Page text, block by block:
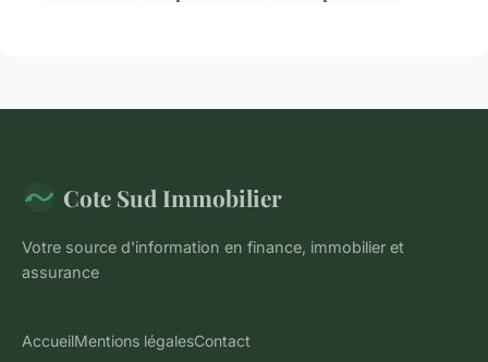
Cote Sud Immobilier
Votre source d'information en finance, immobilier et
assurance
AccueilMentions légalesContact